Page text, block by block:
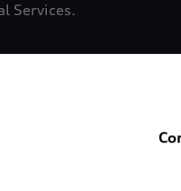
Services.